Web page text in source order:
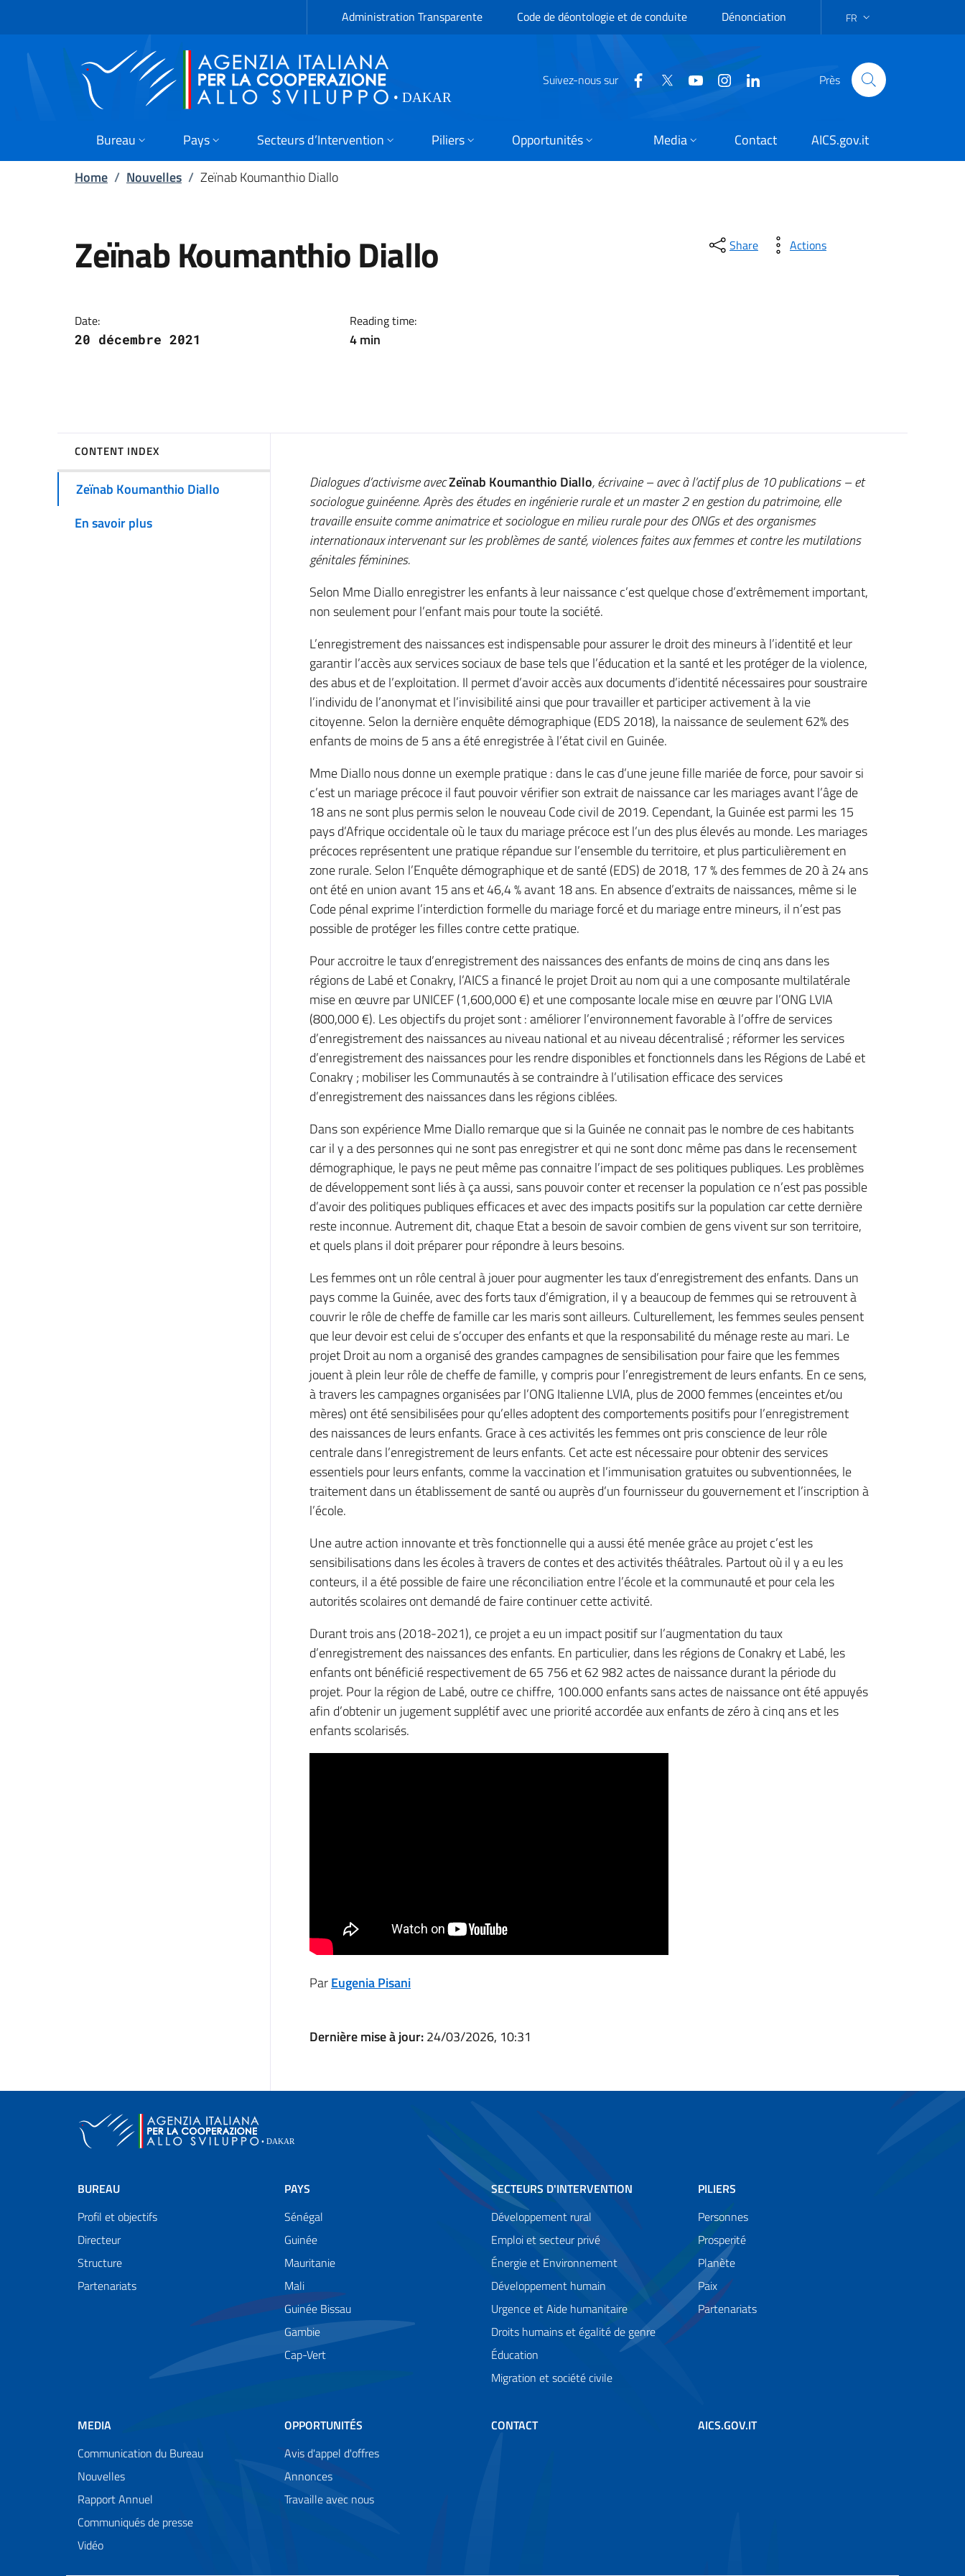
Administration Transparente Code de déontologie et de conduite Dénonciation LANGUAGE SELECTION: FR
FR
Suivez-nous sur Près
Bureau Pays Secteurs d’Intervention Piliers Opportunités Media Contact
AICS.gov.it
Home / Nouvelles / Zeïnab Koumanthio Diallo
Zeïnab Koumanthio Diallo
Date:
20 décembre 2021
Reading time:
4 min
Share Actions
CONTENT INDEX
Zeïnab Koumanthio Diallo
En savoir plus
Dialogues d’activisme avecZeïnab Koumanthio Diallo, écrivaine – avec à l’actif plus de 10 publications – et
sociologue guinéenne. Après des études en ingénierie rurale et un master 2 en gestion du patrimoine, elle
travaille ensuite comme animatrice et sociologue en milieu rurale pour des ONGs et des organismes
internationaux intervenant sur les problèmes de santé, violences faites aux femmes et contre les mutilations
génitales féminines.
Selon Mme Diallo enregistrer les enfants à leur naissance c’est quelque chose d’extrêmement important,
non seulement pour l’enfant mais pour toute la société.
L’enregistrement des naissances est indispensable pour assurer le droit des mineurs à l’identité et leur
garantir l’accès aux services sociaux de base tels que l’éducation et la santé et les protéger de la violence,
des abus et de l’exploitation. Il permet d’avoir accès aux documents d’identité nécessaires pour soustraire
l’individu de l’anonymat et l’invisibilité ainsi que pour travailler et participer activement à la vie
citoyenne. Selon la dernière enquête démographique (EDS 2018), la naissance de seulement 62% des
enfants de moins de 5 ans a été enregistrée à l’état civil en Guinée.
Mme Diallo nous donne un exemple pratique : dans le cas d’une jeune fille mariée de force, pour savoir si
c’est un mariage précoce il faut pouvoir vérifier son extrait de naissance car les mariages avant l’âge de
18 ans ne sont plus permis selon le nouveau Code civil de 2019. Cependant, la Guinée est parmi les 15
pays d’Afrique occidentale où le taux du mariage précoce est l’un des plus élevés au monde. Les mariages
précoces représentent une pratique répandue sur l’ensemble du territoire, et plus particulièrement en
zone rurale. Selon l’Enquête démographique et de santé (EDS) de 2018, 17 % des femmes de 20 à 24 ans
ont été en union avant 15 ans et 46,4 % avant 18 ans. En absence d’extraits de naissances, même si le
Code pénal exprime l’interdiction formelle du mariage forcé et du mariage entre mineurs, il n’est pas
possible de protéger les filles contre cette pratique.
Pour accroitre le taux d’enregistrement des naissances des enfants de moins de cinq ans dans les
régions de Labé et Conakry, l’AICS a financé le projet Droit au nom qui a une composante multilatérale
mise en œuvre par UNICEF (1,600,000 €) et une composante locale mise en œuvre par l’ONG LVIA
(800,000 €). Les objectifs du projet sont : améliorer l’environnement favorable à l’offre de services
d’enregistrement des naissances au niveau national et au niveau décentralisé ; réformer les services
d’enregistrement des naissances pour les rendre disponibles et fonctionnels dans les Régions de Labé et
Conakry ; mobiliser les Communautés à se contraindre à l’utilisation efficace des services
d’enregistrement des naissances dans les régions ciblées.
Dans son expérience Mme Diallo remarque que si la Guinée ne connait pas le nombre de ces habitants
car il y a des personnes qui ne sont pas enregistrer et qui ne sont donc même pas dans le recensement
démographique, le pays ne peut même pas connaitre l’impact de ses politiques publiques. Les problèmes
de développement sont liés à ça aussi, sans pouvoir conter et recenser la population ce n’est pas possible
d’avoir des politiques publiques efficaces et avec des impacts positifs sur la population car cette dernière
reste inconnue. Autrement dit, chaque Etat a besoin de savoir combien de gens vivent sur son territoire,
et quels plans il doit préparer pour répondre à leurs besoins.
Les femmes ont un rôle central à jouer pour augmenter les taux d’enregistrement des enfants. Dans un
pays comme la Guinée, avec des forts taux d’émigration, il y a beaucoup de femmes qui se retrouvent à
couvrir le rôle de cheffe de famille car les maris sont ailleurs. Culturellement, les femmes seules pensent
que leur devoir est celui de s’occuper des enfants et que la responsabilité du ménage reste au mari. Le
projet Droit au nom a organisé des grandes campagnes de sensibilisation pour faire que les femmes
jouent à plein leur rôle de cheffe de famille, y compris pour l’enregistrement de leurs enfants. En ce sens,
à travers les campagnes organisées par l’ONG Italienne LVIA, plus de 2000 femmes (enceintes et/ou
mères) ont été sensibilisées pour qu’elles adoptent des comportements positifs pour l’enregistrement
des naissances de leurs enfants. Grace à ces activités les femmes ont pris conscience de leur rôle
centrale dans l’enregistrement de leurs enfants. Cet acte est nécessaire pour obtenir des services
essentiels pour leurs enfants, comme la vaccination et l’immunisation gratuites ou subventionnées, le
traitement dans un établissement de santé ou auprès d’un fournisseur du gouvernement et l’inscription à
l’école.
Une autre action innovante et très fonctionnelle qui a aussi été menée grâce au projet c’est les
sensibilisations dans les écoles à travers de contes et des activités théâtrales. Partout où il y a eu les
conteurs, il a été possible de faire une réconciliation entre l’école et la communauté et pour cela les
autorités scolaires ont demandé de faire continuer cette activité.
Durant trois ans (2018-2021), ce projet a eu un impact positif sur l’augmentation du taux
d’enregistrement des naissances des enfants. En particulier, dans les régions de Conakry et Labé, les
enfants ont bénéficié respectivement de 65 756 et 62 982 actes de naissance durant la période du
projet. Pour la région de Labé, outre ce chiffre, 100.000 enfants sans actes de naissance ont été appuyés
afin d’obtenir un jugement supplétif avec une priorité accordée aux enfants de zéro à cinq ans et les
enfants scolarisés.
ParEugenia Pisani
Dernière mise à jour:24/03/2026, 10:31
BUREAU
Profil et objectifs
Directeur
Structure
Partenariats
PAYS
Sénégal
Guinée
Mauritanie
Mali
Guinée Bissau
Gambie
Cap-Vert
SECTEURS D'INTERVENTION
Développement rural
Emploi et secteur privé
Énergie et Environnement
Développement humain
Urgence et Aide humanitaire
Droits humains et égalité de genre
Éducation
Migration et société civile
PILIERS
Personnes
Prosperité
Planète
Paix
Partenariats
MEDIA
Communication du Bureau
Nouvelles
Rapport Annuel
Communiqués de presse
Vidéo
OPPORTUNITÉS
Avis d'appel d'offres
Annonces
Travaille avec nous
CONTACT AICS.GOV.IT